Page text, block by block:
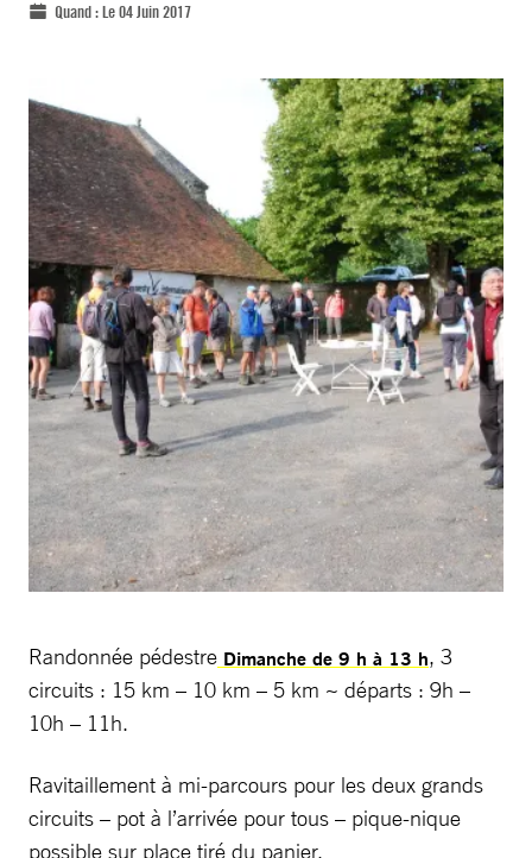
Quand :Le 04 Juin 2017
Randonnée pédestre Dimanche de 9 h à 13 h, 3
circuits : 15 km – 10 km – 5 km ~ départs : 9h –
10h – 11h.
Ravitaillement à mi-parcours pour les deux grands
circuits – pot à l’arrivée pour tous – pique-nique
possible sur place tiré du panier.